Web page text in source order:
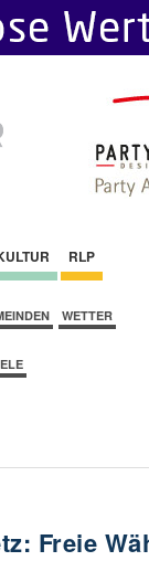
RLP
WETTER
Freie